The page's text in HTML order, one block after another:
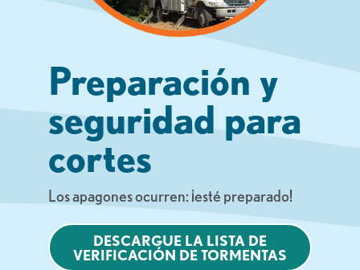
Preparación y
seguridad para
cortes
Los apagones ocurren: ¡esté preparado!
DESCARGUE LA LISTA DE
VERIFICACIÓN DE TORMENTAS